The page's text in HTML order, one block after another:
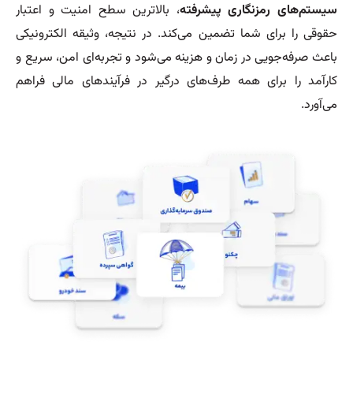
سیستم‌های رمزنگاری پیشرفته، بالاترین سطح امنیت و اعتبار
حقوقی را برای شما تضمین می‌کند. در نتیجه، وثیقه الکترونیکی
باعث صرفه‌جویی در زمان و هزینه می‌شود و تجربه‌ای امن، سریع و
کارآمد را برای همه طرف‌های درگیر در فرآیندهای مالی فراهم
می‌آورد.